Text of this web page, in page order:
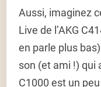
Aussi, imaginez
Live de l’AKG
en parle plus
son (et ami !) qui
C1000 est un